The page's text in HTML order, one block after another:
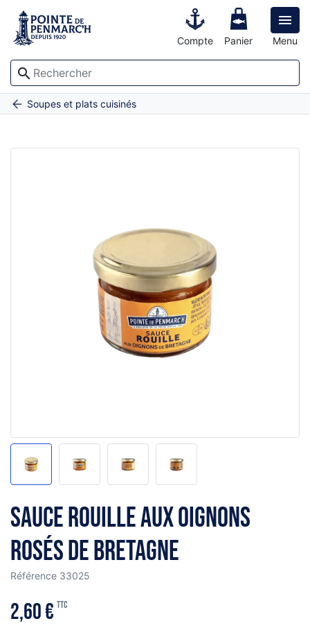

Menu
search
Compte Panier
AccueilSoupes et plats cuisinés
Sauce rouille aux oignons rosés de Bretagne
Sauce rouille aux oignons
rosés de Bretagne
Référence 33025
2,60 € TTC